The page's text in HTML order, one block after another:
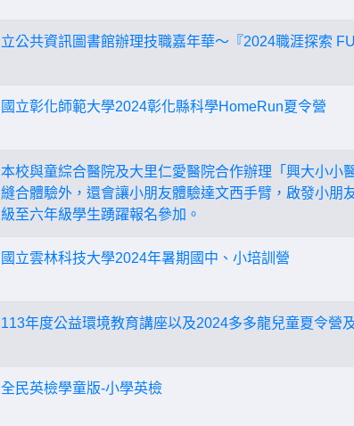
立公共資訊圖書館辦理技職嘉年華～『2024職涯探索
國立彰化師範大學2024彰化縣科學HomeRun夏令營
本校與童綜合醫院及大里仁愛醫院合作辦理「興大小小
縫合體驗外，還會讓小朋友體驗達文西手臂，啟發小朋
級至六年級學生踴躍報名參加。
國立雲林科技大學2024年暑期國中、小培訓營
113年度公益環境教育講座以及2024多多龍兒童夏令營
全民英檢學童版-小學英檢